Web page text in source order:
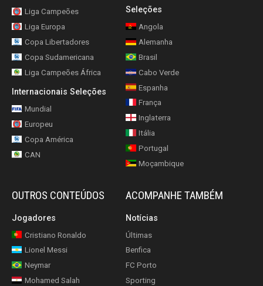
Liga Campeões
Liga Europa
Copa Libertadores
Copa Sudamericana
Liga Campeões África
Internacionais Seleções
Mundial
Europeu
Copa América
CAN
Seleções
Angola
Alemanha
Brasil
Cabo Verde
Espanha
França
Inglaterra
Itália
Portugal
Moçambique
OUTROS CONTEÚDOS
Jogadores
Cristiano Ronaldo
Lionel Messi
Neymar
Mohamed Salah
ACOMPANHE TAMBÉM
Notícias
Últimas
Benfica
FC Porto
Sporting